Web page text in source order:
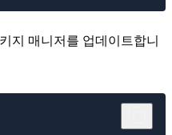
지 매니저를 업데이트합니